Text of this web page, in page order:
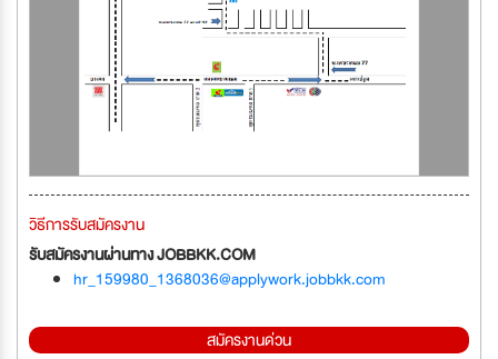
วิธีการรับสมัครงาน
รับสมัครงานผ่านทาง JOBBKK.COM
hr_159980_1368036@applywork.jobbkk.com
สมัครงานด่วน